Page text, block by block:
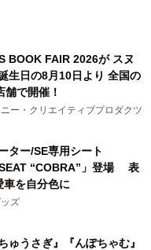
BOOK FAIR 2026が スヌ
生日の8月10日より 全国の
舗で開催！
ー・クリエイティブプロダクツ
ター/SE専用シート
“COBRA”」登場 表
車を自分色に
ズ
ゅうさぎ』『んぽちゃむ』